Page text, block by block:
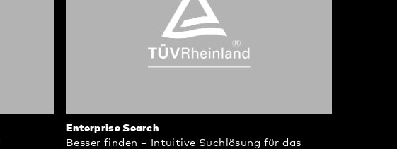
Enterprise Search
Besser finden – Intuitive Suchlösung für das